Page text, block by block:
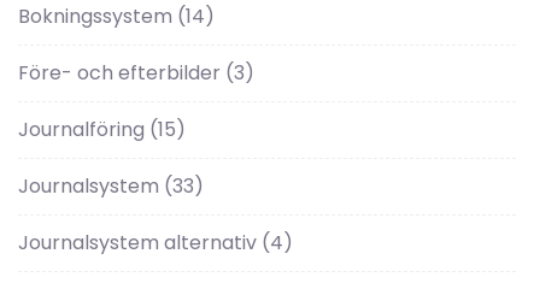
Bokningssystem (14)
Före- och efterbilder (3)
Journalföring (15)
Journalsystem (33)
Journalsystem alternativ (4)